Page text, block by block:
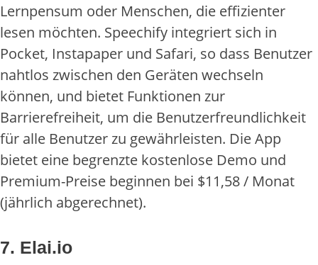
Lernpensum oder Menschen, die effizienter
lesen möchten. Speechify integriert sich in
Pocket, Instapaper und Safari, so dass Benutzer
nahtlos zwischen den Geräten wechseln
können, und bietet Funktionen zur
Barrierefreiheit, um die Benutzerfreundlichkeit
für alle Benutzer zu gewährleisten. Die App
bietet eine begrenzte kostenlose Demo und
Premium-Preise beginnen bei $11,58 / Monat
(jährlich abgerechnet).
7. Elai.io